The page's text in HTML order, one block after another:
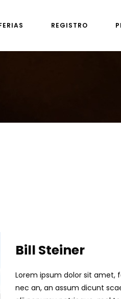
REGISTRO
Bill Steiner
Lorem ipsum dolor sit amet,
nec an, an assum dicunt
splendide, vitae putant cum
vulputate expetendis eu.